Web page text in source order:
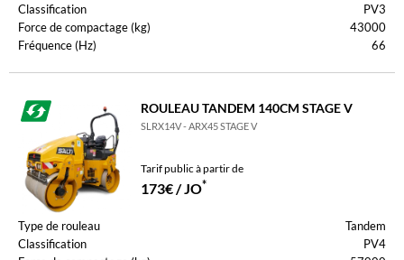
Classification
PV3
Force de compactage (kg)
43000
Fréquence (Hz)
66
ROULEAU TANDEM 140CM STAGE V
SLRX14V - ARX45 STAGE V
Tarif public à partir de
173€ / JO*
Type de rouleau
Tandem
Classification
PV4